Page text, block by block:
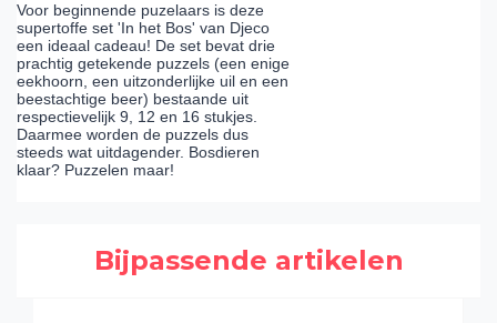
Voor beginnende puzelaars is deze
supertoffe set 'In het Bos' van Djeco
een ideaal cadeau! De set bevat drie
prachtig getekende puzzels (een enige
eekhoorn, een uitzonderlijke uil en een
beestachtige beer) bestaande uit
respectievelijk 9, 12 en 16 stukjes.
Daarmee worden de puzzels dus
steeds wat uitdagender. Bosdieren
klaar? Puzzelen maar!
Bijpassende artikelen